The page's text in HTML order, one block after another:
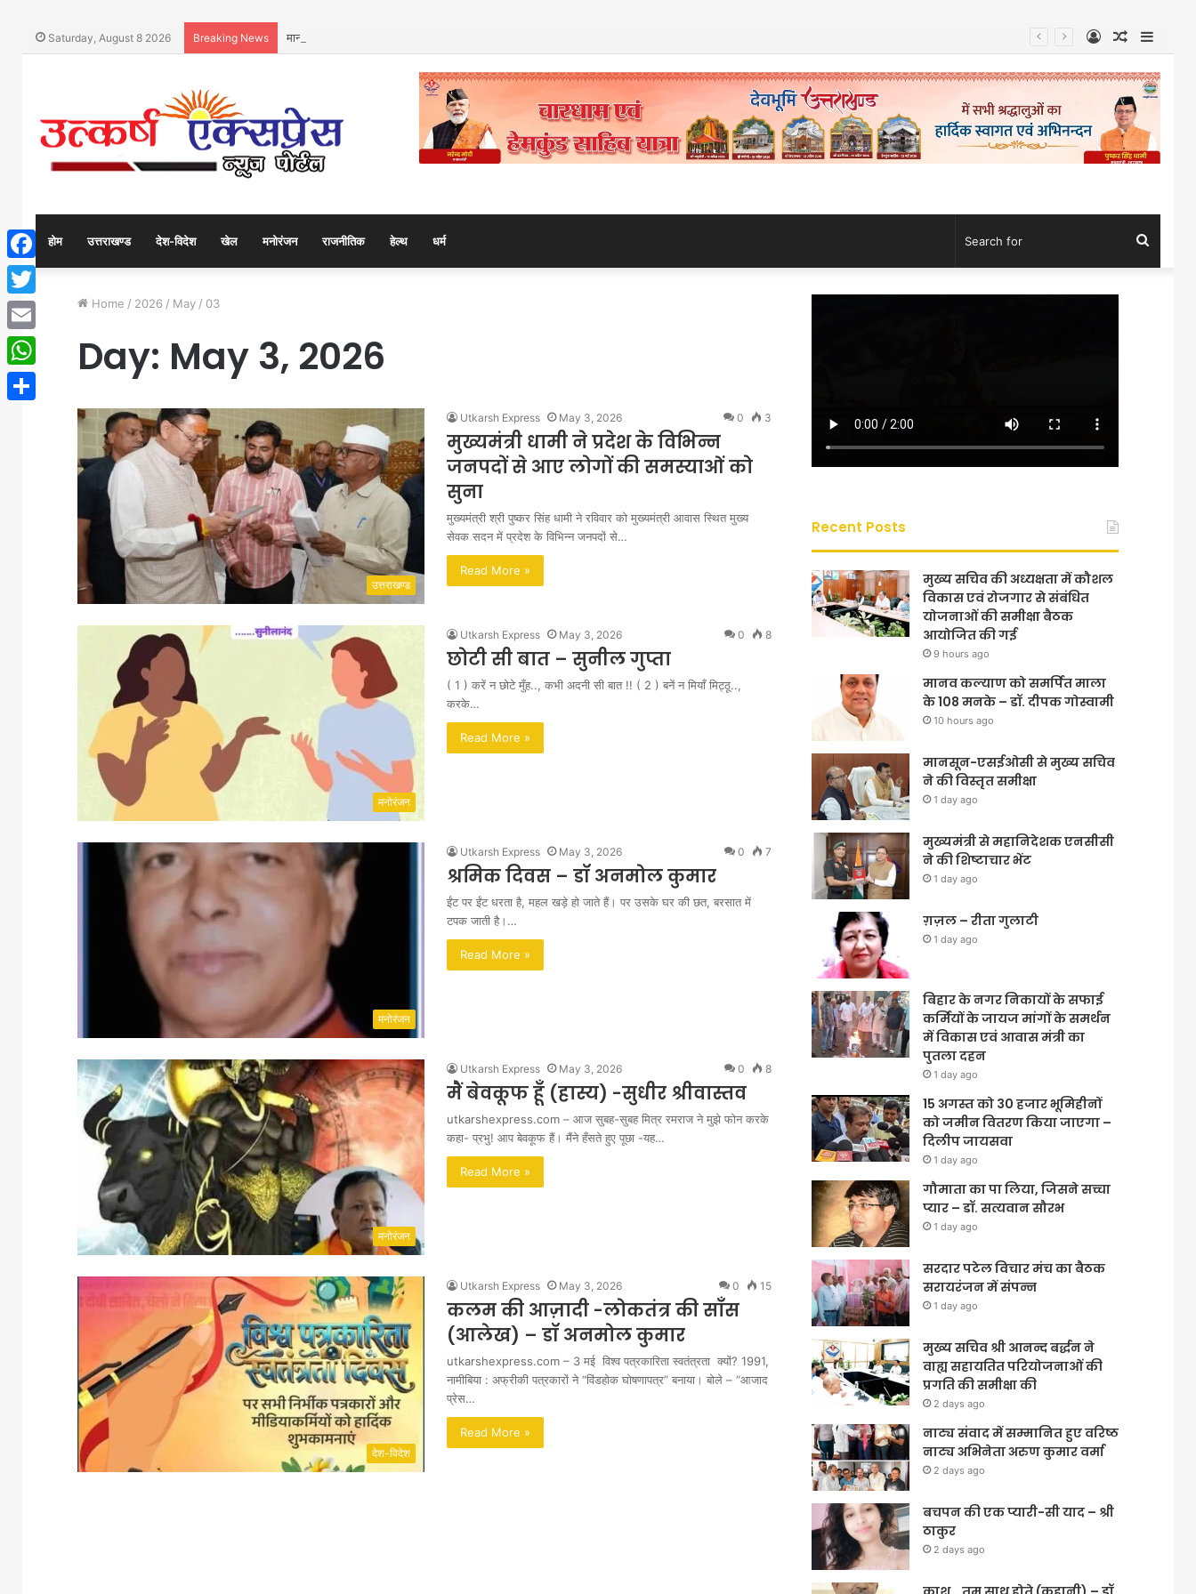
Saturday, August 8 2026 Breaking News मानव कल्याण को समर्पित माला के 108 मनके – डॉ. दीपक गोस्वामी
Random
Article
Log
In
होम उत्तराखण्ड देश-विदेश खेल मनोरंजन राजनीतिक हेल्थ धर्म
Home / 2026 / May / 03
Day: May 3, 2026
उत्तराखण्ड
Utkarsh Express May 3, 2026 0 3
मुख्यमंत्री धामी ने प्रदेश के विभिन्न
जनपदों से आए लोगों की समस्याओं को
सुना
मुख्यमंत्री श्री पुष्कर सिंह धामी ने रविवार को मुख्यमंत्री आवास स्थित मुख्य
सेवक सदन में प्रदेश के विभिन्न जनपदों से…
Read More »
मनोरंजन
Utkarsh Express May 3, 2026 0 8
छोटी सी बात – सुनील गुप्ता
( 1 ) करें न छोटे मुँह.., कभी अदनी सी बात !! ( 2 ) बनें न मियाँ मिट्ठू..,
करके…
Read More »
मनोरंजन
Utkarsh Express May 3, 2026 0 7
श्रमिक दिवस – डॉ अनमोल कुमार
ईंट पर ईंट धरता है, महल खड़े हो जाते हैं। पर उसके घर की छत, बरसात में
टपक जाती है।…
Read More »
मनोरंजन
Utkarsh Express May 3, 2026 0 8
मैं बेवकूफ हूँ (हास्य) -सुधीर श्रीवास्तव
utkarshexpress.com – आज सुबह-सुबह मित्र रमराज ने मुझे फोन करके
कहा- प्रभु! आप बेवकूफ हैं। मैंने हँसते हुए पूछा -यह…
Read More »
देश-विदेश
Utkarsh Express May 3, 2026 0 15
कलम की आज़ादी -लोकतंत्र की साँस
(आलेख) – डॉ अनमोल कुमार
utkarshexpress.com – 3 मई विश्व पत्रकारिता स्वतंत्रता क्यों? 1991,
नामीबिया : अफ्रीकी पत्रकारों ने “विंडहोक घोषणापत्र” बनाया। बोले – “आजाद
प्रेस…
Read More »
Recent Posts
मुख्य सचिव की अध्यक्षता में कौशल
विकास एवं रोजगार से संबंधित
योजनाओं की समीक्षा बैठक
आयोजित की गई
9 hours ago
मानव कल्याण को समर्पित माला
के 108 मनके – डॉ. दीपक गोस्वामी
10 hours ago
मानसून-एसईओसी से मुख्य सचिव
ने की विस्तृत समीक्षा
1 day ago
मुख्यमंत्री से महानिदेशक एनसीसी
ने की शिष्टाचार भेंट
1 day ago
ग़ज़ल – रीता गुलाटी
1 day ago
बिहार के नगर निकायों के सफाई
कर्मियों के जायज मांगों के समर्थन
में विकास एवं आवास मंत्री का
पुतला दहन
1 day ago
15 अगस्त को 30 हजार भूमिहीनों
को जमीन वितरण किया जाएगा –
दिलीप जायसवा
1 day ago
गौमाता का पा लिया, जिसने सच्चा
प्यार – डॉ. सत्यवान सौरभ
1 day ago
सरदार पटेल विचार मंच का बैठक
सरायरंजन में संपन्न
1 day ago
मुख्य सचिव श्री आनन्द बर्द्धन ने
वाह्य सहायतित परियोजनाओं की
प्रगति की समीक्षा की
2 days ago
नाट्य संवाद में सम्मानित हुए वरिष्ठ
नाट्य अभिनेता अरुण कुमार वर्मा
2 days ago
बचपन की एक प्यारी-सी याद – श्री
ठाकुर
2 days ago
Facebook
Twitter
Email
WhatsApp